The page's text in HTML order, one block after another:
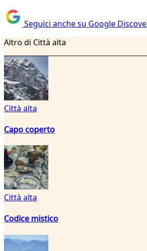
Seguici anche su Google
Altro di Città alta
Città alta
Capo coperto
Città alta
Codice mistico